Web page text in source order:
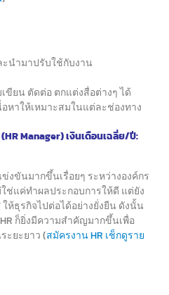
ะนำมาปรับใช้กับงาน
ขียน ตัดต่อ ตกแต่งสื่อต่างๆ ได้
หาให้เหมาะสมในแต่ละช่องทาง
Manager) เงินเดือนเฉลี่ย/ปี:
งขันมากขึ้นเรื่อยๆ ระหว่างองค์กร
ช่แค่ทำผลประกอบการให้ดี แต่ยัง
ห้ธุรกิจไปต่อได้อย่างยั่งยืน ดังนั้น
ก็ยิ่งมีความสำคัญมากขึ้นเพื่อ
ะยะยาว (สมัครงาน HR เช็กดูราย